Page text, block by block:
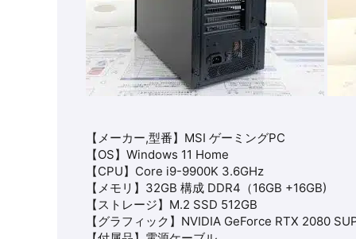
【メーカー,型番】MSI ゲーミングPC
【OS】Windows 11 Home
【CPU】Core i9-9900K 3.6GHz
【メモリ】32GB 構成 DDR4（16GB +16GB)
【ストレージ】M.2 SSD 512GB
【グラフィック】NVIDIA GeForce RTX 2080